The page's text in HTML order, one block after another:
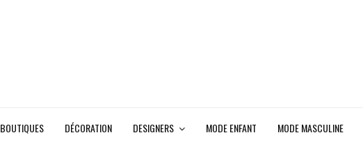
BOUTIQUES DÉCORATION DESIGNERS MODE ENFANT MODE MASCULINE